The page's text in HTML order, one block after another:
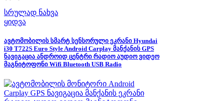
სრულად ნახვა
ყიდვა
ავტომობილის სმარტ სენსორული ეკრანი Hyundai
i30 T722S Euro Style Android Carplay მანქანის GPS
ნავიგაცია ანდროიდ ცენტრი რადიო აუდიო ვიდეო
მაგნიტოფონი Wifi Bluetooth USB Radio